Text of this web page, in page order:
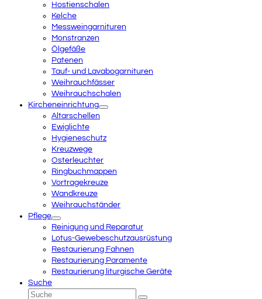
Hostienschalen
Kelche
Messweingarnituren
Monstranzen
Ölgefäße
Patenen
Tauf- und Lavabogarnituren
Weihrauchfässer
Weihrauchschalen
Kircheneinrichtung
Altarschellen
Ewiglichte
Hygieneschutz
Kreuzwege
Osterleuchter
Ringbuchmappen
Vortragekreuze
Wandkreuze
Weihrauchständer
Pflege
Reinigung und Reparatur
Lotus-Gewebeschutzausrüstung
Restaurierung Fahnen
Restaurierung Paramente
Restaurierung liturgische Geräte
Suche
Suche